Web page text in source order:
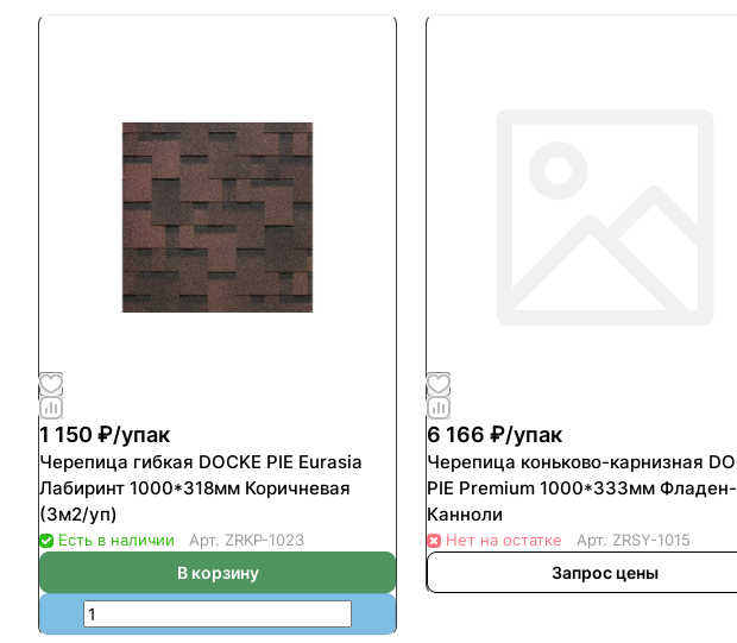
1 150 ₽/упак
Черепица гибкая DOCKE PIE Eurasia
Лабиринт 1000*318мм Коричневая
(3м2/уп)
Есть в наличии Арт. ZRKP-1023
В корзину
6 166 ₽/упак
Черепица коньково-карнизная DOCKE
PIE Premium 1000*333мм Фладен-
Канноли
Нет на остатке Арт. ZRSY-1015
Запрос цены